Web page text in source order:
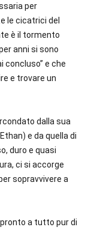
per
le cicatrici del
è il tormento
anni si sono
concluso” e che
e trovare un
dalla sua
e da quella di
duro e quasi
ci si accorge
sopravvivere a
a tutto pur di